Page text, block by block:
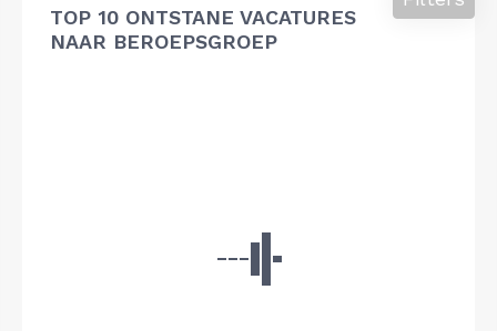
TOP 10 ONTSTANE VACATURES
NAAR BEROEPSGROEP